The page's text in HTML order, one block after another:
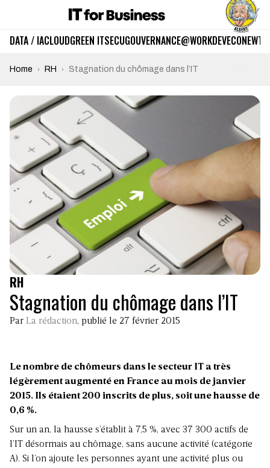
DATA / IACLOUDGREEN ITSECUGOUVERNANCE@WORKDEVECO
Home RH Stagnation du chômage dans l’IT
RH
Stagnation du chômage dans l’IT
Par La rédaction, publié le 27 février 2015
Le nombre de chômeurs dans le secteur IT a très
légèrement augmenté en France au mois de janvier
2015. Ils étaient 200 inscrits de plus, soit une hausse de
0,6 %.
Sur un an, la hausse s’établit à 7,5 %, avec 37 300 actifs de
l’IT désormais au chômage, sans aucune activité (catégorie
A). Si l’on ajoute les personnes ayant une activité plus ou